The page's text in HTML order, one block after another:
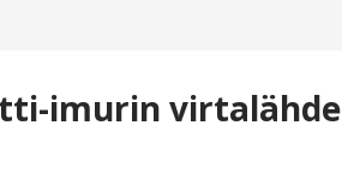
imurin virtalähde